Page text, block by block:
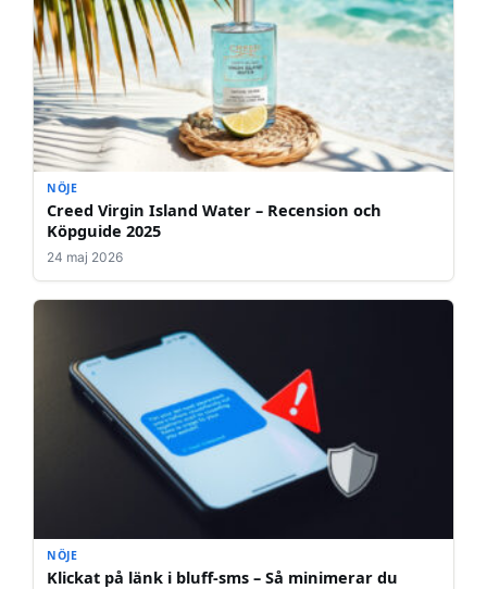
NÖJE
Creed Virgin Island Water – Recension och
Köpguide 2025
24 maj 2026
NÖJE
Klickat på länk i bluff-sms – Så minimerar du